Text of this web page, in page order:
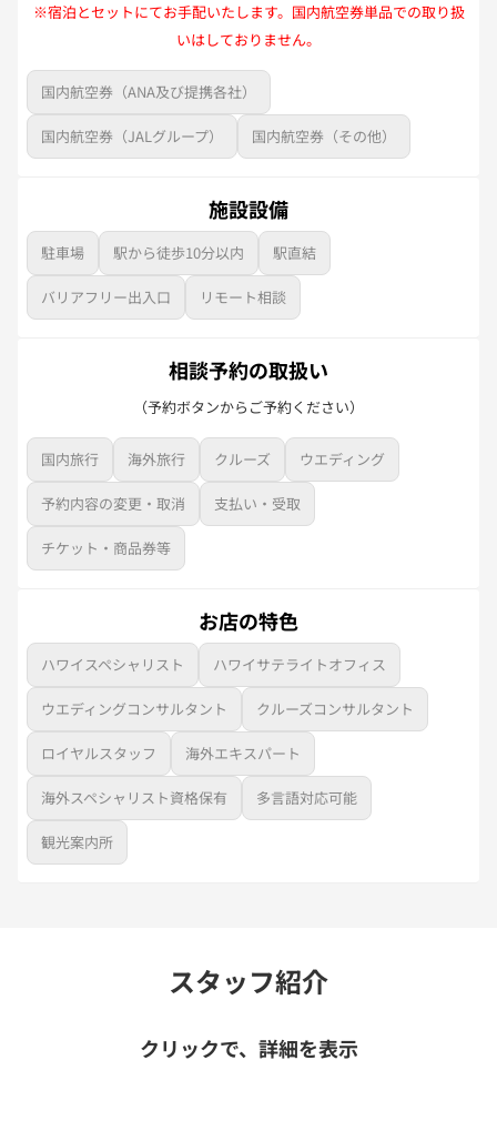
※宿泊とセットにてお手配いたします。国内航空券単品での取り扱
いはしておりません。
国内航空券（ANA及び提携各社）
国内航空券（JALグループ） 国内航空券（その他）
施設設備
駐車場 駅から徒歩10分以内 駅直結
バリアフリー出入口 リモート相談
相談予約の取扱い
（予約ボタンからご予約ください）
国内旅行 海外旅行 クルーズ ウエディング
予約内容の変更・取消 支払い・受取
チケット・商品券等
お店の特色
ハワイスペシャリスト ハワイサテライトオフィス
ウエディングコンサルタント クルーズコンサルタント
ロイヤルスタッフ 海外エキスパート
海外スペシャリスト資格保有 多言語対応可能
観光案内所
スタッフ紹介
クリックで、詳細を表示